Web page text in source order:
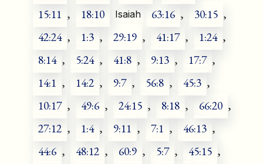
15:11 , 18:10 Isaiah 63:16 , 30:15 ,
42:24 , 1:3 , 29:19 , 41:17 , 1:24 ,
8:14 , 5:24 , 41:8 , 9:13 , 17:7 ,
14:1 , 14:2 , 9:7 , 56:8 , 45:3 ,
10:17 , 49:6 , 24:15 , 8:18 , 66:20 ,
27:12 , 1:4 , 9:11 , 7:1 , 46:13 ,
44:6 , 48:12 , 60:9 , 5:7 , 45:15 ,